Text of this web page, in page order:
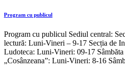
Program cu publicul
Program cu publicul Sediul central:
lectură: Luni-Vineri – 9-17 Secția de
Ludoteca: Luni-Vineri: 09-17
„Cosânzeana”: Luni-Vineri: 8-16